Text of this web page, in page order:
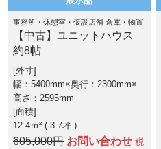
事務所・休憩室・仮設店舗 倉庫・物置
【中古】ユニットハウス
約8帖
外寸
幅：5400mm×奥行：2300mm×
高さ：2595mm
面積
12.4ｍ² ( 3.7坪 )
605,000円 お問い合わせ 税